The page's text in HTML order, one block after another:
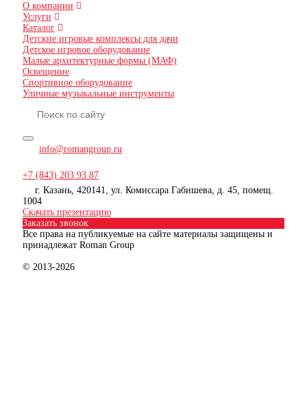
О компании
Услуги
Каталог
Детские игровые комплексы для дачи
Детское игровое оборудование
Малые архитектурные формы (МАФ)
Освещение
Спортивное оборудование
Уличные музыкальные инструменты
info@romangroup.ru
+7 (843) 203 93 87
г. Казань, 420141, ул. Комиссара Габишева, д. 45, помещ.
1004
Скачать презентацию
Заказать звонок
Все права на публикуемые на сайте материалы защищены и
принадлежат Roman Group
© 2013-2026